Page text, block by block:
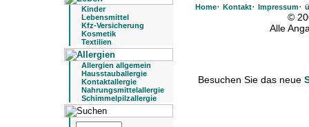
Kinder
Lebensmittel
Kfz-Versicherung
Kosmetik
Textilien
Allergien allgemein
Hausstauballergie
Kontaktallergie
Nahrungsmittelallergie
Schimmelpilzallergie
Home· Kontakt· Impressum·
©
Alle
Besuchen Sie das neue